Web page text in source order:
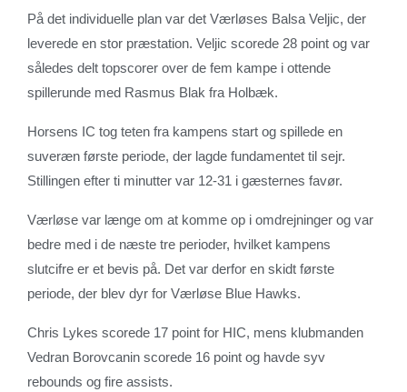
På det individuelle plan var det Værløses Balsa Veljic, der
leverede en stor præstation. Veljic scorede 28 point og var
således delt topscorer over de fem kampe i ottende
spillerunde med Rasmus Blak fra Holbæk.
Horsens IC tog teten fra kampens start og spillede en
suveræn første periode, der lagde fundamentet til sejr.
Stillingen efter ti minutter var 12-31 i gæsternes favør.
Værløse var længe om at komme op i omdrejninger og var
bedre med i de næste tre perioder, hvilket kampens
slutcifre er et bevis på. Det var derfor en skidt første
periode, der blev dyr for Værløse Blue Hawks.
Chris Lykes scorede 17 point for HIC, mens klubmanden
Vedran Borovcanin scorede 16 point og havde syv
rebounds og fire assists.